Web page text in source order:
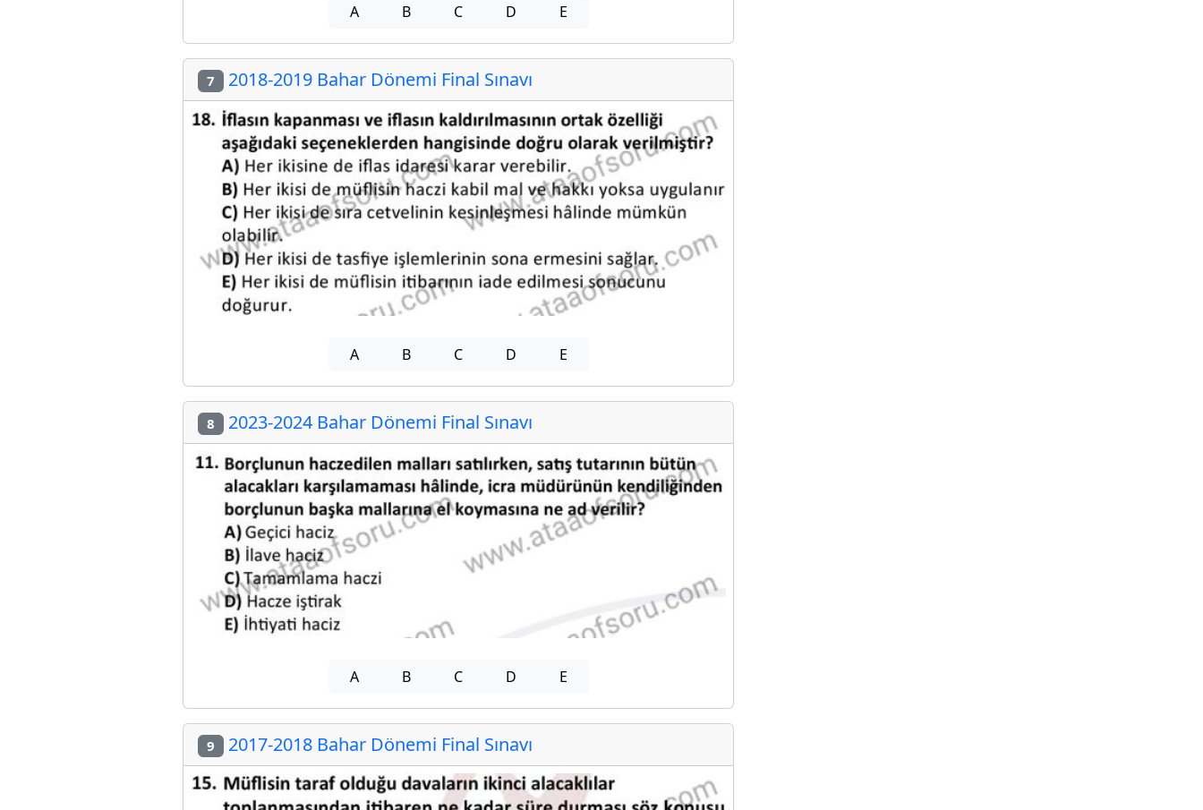
A B C D E
7 2018-2019 Bahar Dönemi Final Sınavı
A B C D E
8 2023-2024 Bahar Dönemi Final Sınavı
A B C D E
9 2017-2018 Bahar Dönemi Final Sınavı